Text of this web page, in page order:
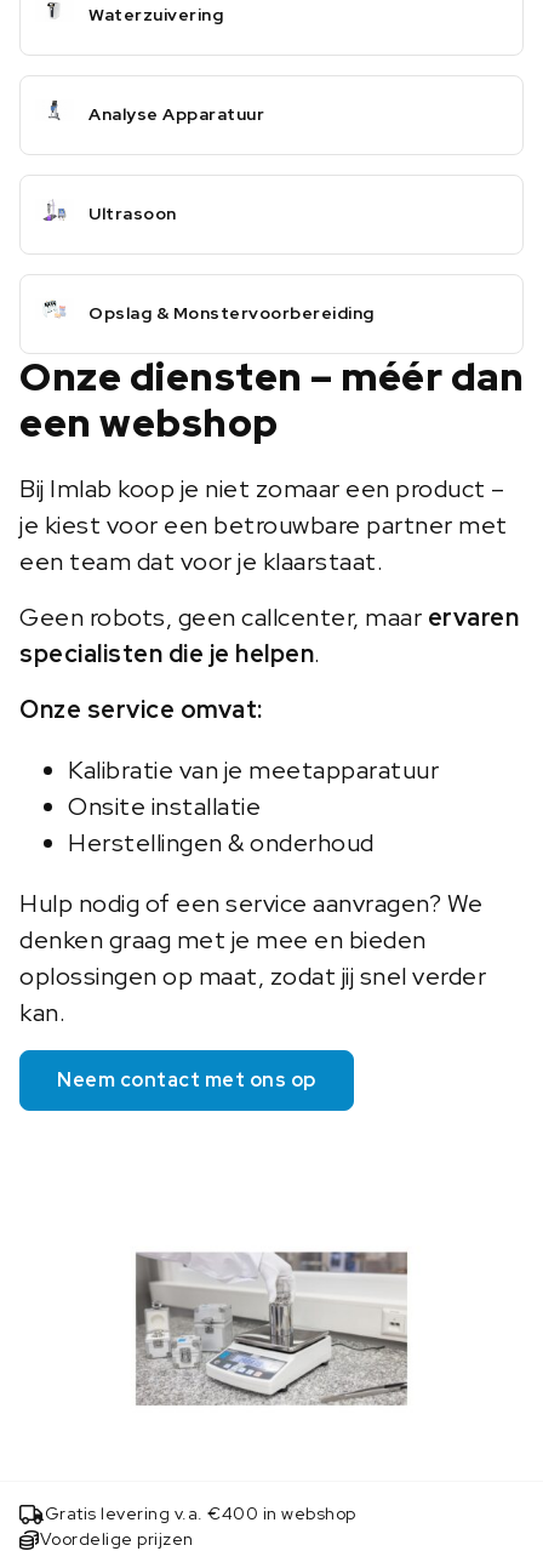
Waterzuivering
Analyse Apparatuur
Ultrasoon
Opslag & Monstervoorbereiding
Onze diensten – méér dan
een webshop
Bij Imlab koop je niet zomaar een product –
je kiest voor een betrouwbare partner met
een team dat voor je klaarstaat.
Geen robots, geen callcenter, maar ervaren
specialisten die je helpen.
Onze service omvat:
Kalibratie van je meetapparatuur
Onsite installatie
Herstellingen & onderhoud
Hulp nodig of een service aanvragen? We
denken graag met je mee en bieden
oplossingen op maat, zodat jij snel verder
kan.
Neem contact met ons op
Gratis levering v.a. €400 in webshop
Voordelige prijzen